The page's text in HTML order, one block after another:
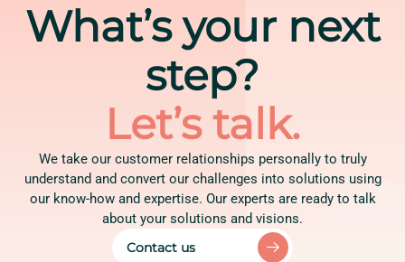
What’s your next
step?
Let’s talk.
We take our customer relationships personally to truly
understand and convert our challenges into solutions using
our know-how and expertise. Our experts are ready to talk
about your solutions and visions.
Contact us